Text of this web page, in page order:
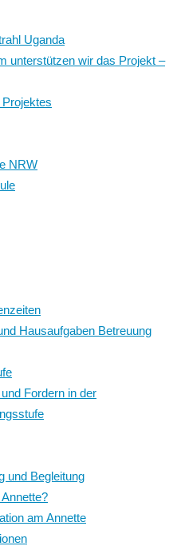
Uganda
unterstützen wir das Projekt –
NRW
Hausaufgaben Betreuung
Fordern in der
und Begleitung
am Annette